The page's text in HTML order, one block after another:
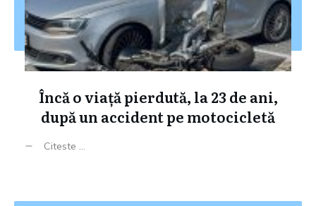
Încă o viață pierdută, la 23 de ani,
după un accident pe motocicletă
Citeste ...